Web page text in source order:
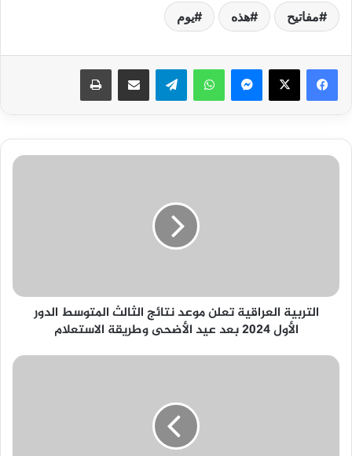
مفاتيح هذه يوم
فيسبوك ‫X ماسنجر واتساب تيلقرام مشاركة عبر البريد طباعة
التربية
الأول
2024
الأضحى
التربية العراقية تعلن موعد نتائج الثالث المتوسط الدور
الأول 2024 بعد عيد الأضحى وطريقة الاستعلام
صلاة